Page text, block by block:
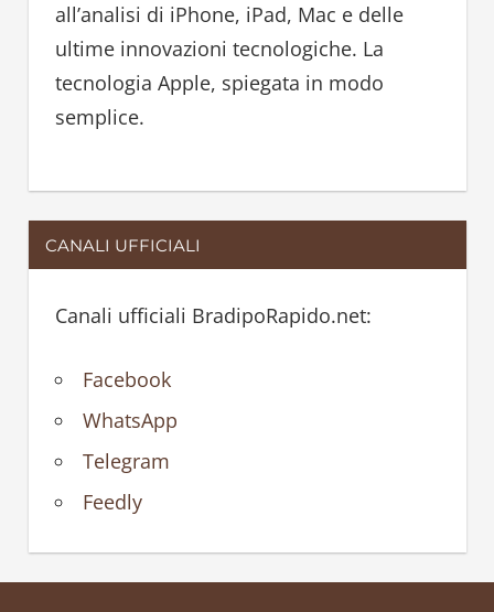
all’analisi di iPhone, iPad, Mac e delle
ultime innovazioni tecnologiche. La
tecnologia Apple, spiegata in modo
semplice.
CANALI UFFICIALI
Canali ufficiali BradipoRapido.net:
Facebook
WhatsApp
Telegram
Feedly